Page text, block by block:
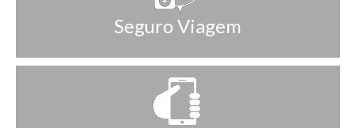
Seguro Viagem